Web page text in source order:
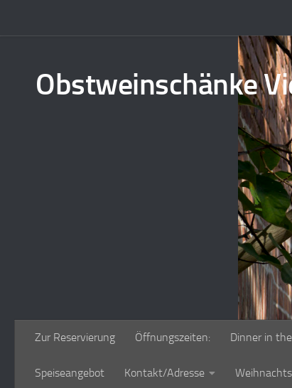
Obstweinschänke
Zur Reservierung Öffnungszeiten: Dinner in
Speiseangebot Kontakt/Adresse